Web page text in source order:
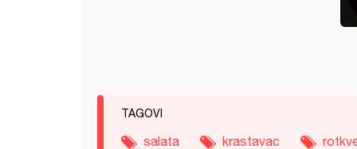
TAGOVI
salata krastavac